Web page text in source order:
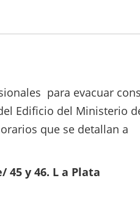
para evacuar
Edificio del Ministerio
que se detallan a
45 y 46. L a Plata